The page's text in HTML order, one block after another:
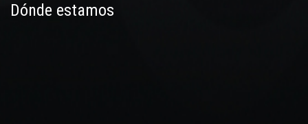
Dónde estamos